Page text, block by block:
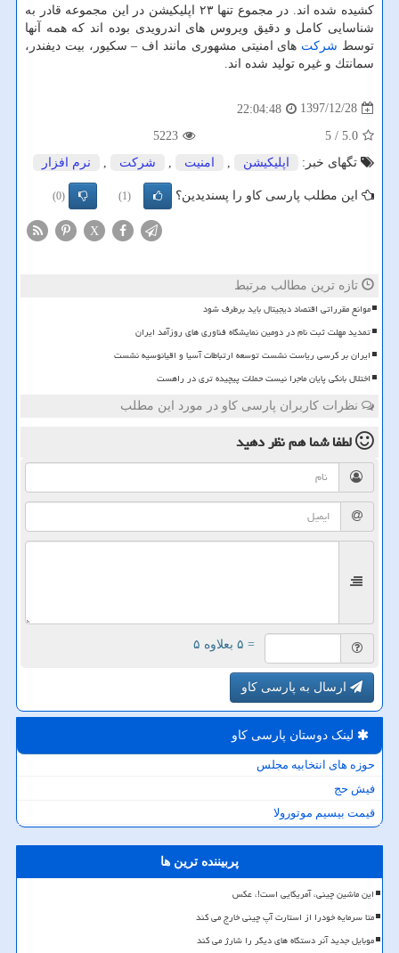
كشیده شده اند. در مجموع تنها ۲۳ اپلیكیشن در این مجموعه قادر به
شناسایی كامل و دقیق ویروس های اندرویدی بوده اند كه همه آنها
توسط شركت های امنیتی مشهوری مانند اف – سكیور، بیت دیفندر،
سمانتك و غیره تولید شده اند.
1397/12/28
22:04:48
5.0
/ 5
5223
تگهای خبر:
اپلیكیشن امنیت شركت نرم افزار
این مطلب پارسی کاو را پسندیدین؟ (1)
(0)
X
تازه ترین مطالب مرتبط
موانع مقرراتی اقتصاد دیجیتال باید برطرف شود
تمدید مهلت ثبت نام در دومین نمایشگاه فناوری های روزآمد ایران
ایران بر کرسی ریاست نشست توسعه ارتباطات آسیا و اقیانوسیه نشست
اختلال بانکی پایان ماجرا نیست حملات پیچیده تری در راهست
نظرات کاربران پارسی کاو در مورد این مطلب
لطفا شما همنظر دهید
= ۵ بعلاوه ۵
ارسال به پارسی کاو
لینک دوستان پارسی كاو
حوزه های انتخابیه مجلس
فیش حج
قیمت بیسیم موتورولا
پربیننده ترین ها
این ماشین چینی، آمریکایی است!، عکس
متا سرمایه خودرا از استارت آپ چینی خارج می کند
موبایل جدید آنر دستگاه های دیگر را شارژ می کند